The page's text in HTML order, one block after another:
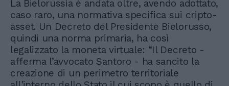
La Bielorussia è andata oltre, avendo adottato,
caso raro, una normativa specifica sui cripto-
asset. Un Decreto del Presidente Bielorusso,
quindi una norma primaria, ha così
legalizzato la moneta virtuale: “Il Decreto -
afferma l’avvocato Santoro - ha sancito la
creazione di un perimetro territoriale